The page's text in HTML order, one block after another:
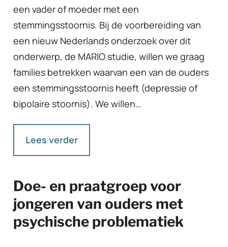
een vader of moeder met een
stemmingsstoornis. Bij de voorbereiding van
een nieuw Nederlands onderzoek over dit
onderwerp, de MARIO studie, willen we graag
families betrekken waarvan een van de ouders
een stemmingsstoornis heeft (depressie of
bipolaire stoornis). We willen…
Lees verder
Doe- en praatgroep voor
jongeren van ouders met
psychische problematiek